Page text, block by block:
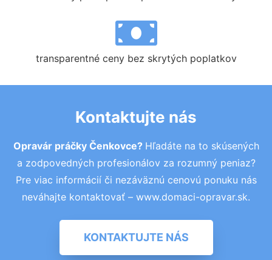
transparentné ceny bez skrytých poplatkov
Kontaktujte nás
Opravár práčky Čenkovce? Hľadáte na to skúsených
a zodpovedných profesionálov za rozumný peniaz?
Pre viac informácií či nezáväznú cenovú ponuku nás
neváhajte kontaktovať – www.domaci-opravar.sk.
KONTAKTUJTE NÁS